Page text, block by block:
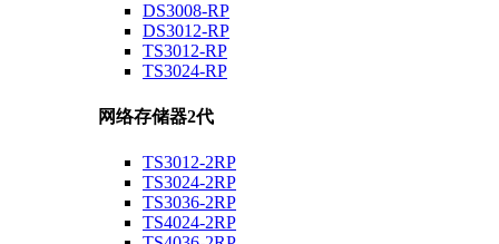
DS3008-RP
DS3012-RP
TS3012-RP
TS3024-RP
网络存储器2代
TS3012-2RP
TS3024-2RP
TS3036-2RP
TS4024-2RP